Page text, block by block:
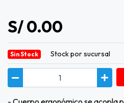
S/ 0.00
Sin Stock Stock por sucursal